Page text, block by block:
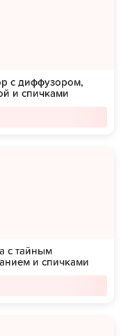
с диффузором,
и спичками
с тайным
и спичками